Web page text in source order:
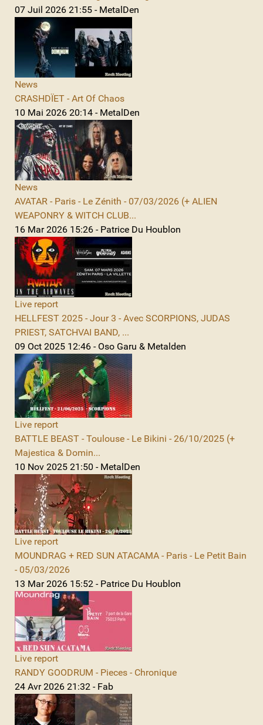
07 Juil 2026 21:55 - MetalDen
News
CRASHDÏET - Art Of Chaos
10 Mai 2026 20:14 - MetalDen
News
AVATAR - Paris - Le Zénith - 07/03/2026 (+ ALIEN
WEAPONRY & WITCH CLUB...
16 Mar 2026 15:26 - Patrice Du Houblon
Live report
HELLFEST 2025 - Jour 3 - Avec SCORPIONS, JUDAS
PRIEST, SATCHVAI BAND, ...
09 Oct 2025 12:46 - Oso Garu & Metalden
Live report
BATTLE BEAST - Toulouse - Le Bikini - 26/10/2025 (+
Majestica & Domin...
10 Nov 2025 21:50 - MetalDen
Live report
MOUNDRAG + RED SUN ATACAMA - Paris - Le Petit Bain
- 05/03/2026
13 Mar 2026 15:52 - Patrice Du Houblon
Live report
RANDY GOODRUM - Pieces - Chronique
24 Avr 2026 21:32 - Fab